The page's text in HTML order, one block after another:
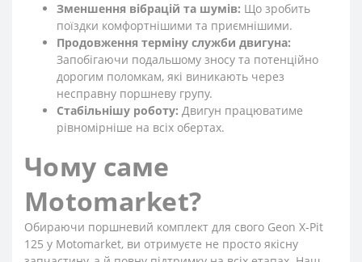
Зменшення вібрацій та шумів: Що зробить
поїздки комфортнішими та приємнішими.
Продовження терміну служби двигуна:
Запобігаючи подальшому зносу та потенційно
дорогим поломкам, які виникають через
несправну поршневу групу.
Стабільнішу роботу: Двигун працюватиме
рівномірніше на всіх обертах.
Чому саме
Motomarket?
Обираючи поршневий комплект для свого Geon X-Pit
125 у Motomarket, ви отримуєте не просто якісну